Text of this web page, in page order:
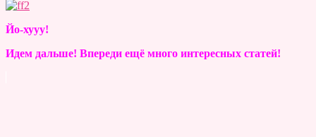
Йо-хууу!
Идем дальше! Впереди ещё много интересных статей!